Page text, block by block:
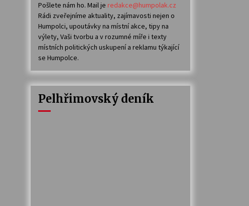
Pošlete nám ho. Mail je redakce@humpolak.cz
Rádi zveřejníme aktuality, zajímavosti nejen o
Humpolci, upoutávky na místní akce, tipy na
výlety, Vaši tvorbu a v rozumné míře i texty
místních politických uskupení a reklamu týkající
se Humpolce.
Pelhřimovský deník